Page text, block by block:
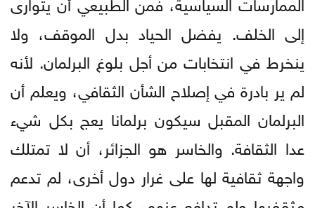
إلى الخلف. يفضل الحياد بدل الموقف، ولا
ينخرط في انتخابات من أجل بلوغ البرلمان. لأنه
لم ير بادرة في إصلاح الشأن الثقافي، ويعلم أن
البرلمان المقبل سيكون برلمانا يعج بكل شيء
عدا الثقافة. والخاسر هو الجزائر، أن لا تمتلك
واجهة ثقافية لها على غرار دول أخرى، لم تدعم